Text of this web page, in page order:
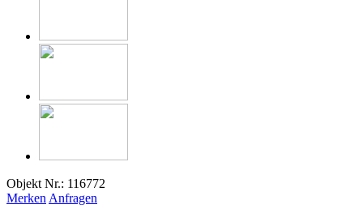
Objekt Nr.: 116772
Merken Anfragen